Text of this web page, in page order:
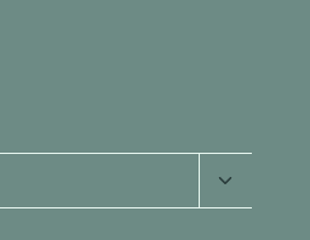
Alternar
menú